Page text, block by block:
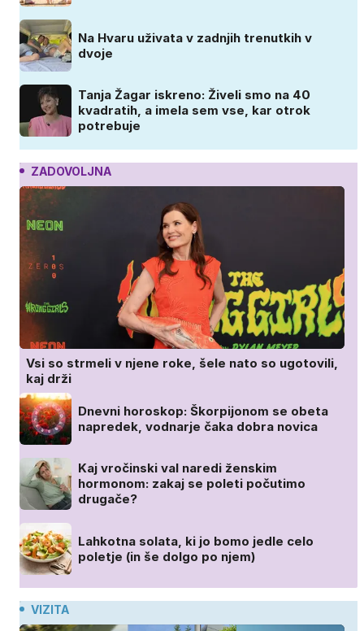
Na Hvaru uživata v zadnjih trenutkih v
dvoje
Tanja Žagar iskreno: Živeli smo na 40
kvadratih, a imela sem vse, kar otrok
potrebuje
ZADOVOLJNA
Vsi so strmeli v njene roke, šele nato so ugotovili,
kaj drži
Dnevni horoskop: Škorpijonom se obeta
napredek, vodnarje čaka dobra novica
Kaj vročinski val naredi ženskim
hormonom: zakaj se poleti počutimo
drugače?
Lahkotna solata, ki jo bomo jedle celo
poletje (in še dolgo po njem)
VIZITA